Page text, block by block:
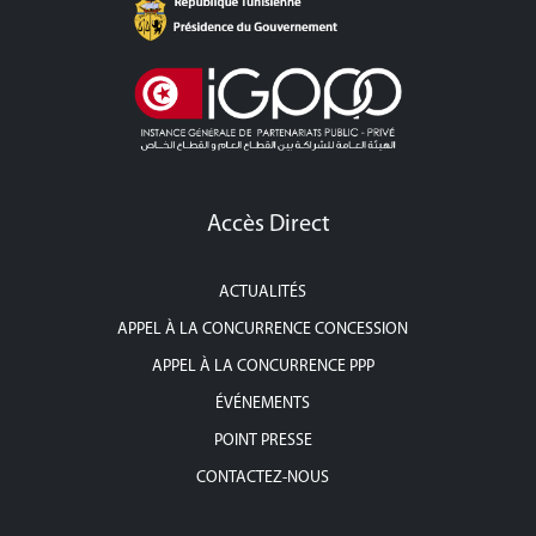
Accès Direct
ACTUALITÉS
APPEL À LA CONCURRENCE CONCESSION
APPEL À LA CONCURRENCE PPP
ÉVÉNEMENTS
POINT PRESSE
CONTACTEZ-NOUS